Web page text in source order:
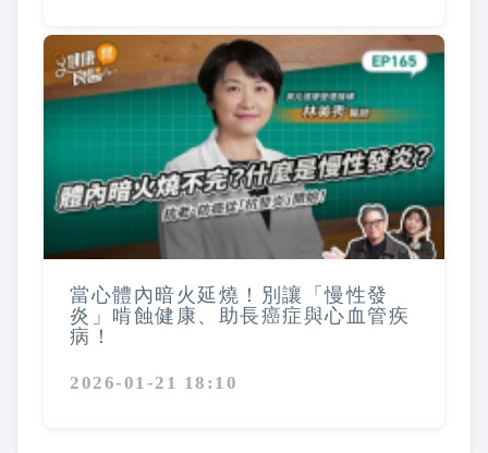
當心體內暗火延燒！別讓「慢性發
炎」啃蝕健康、助長癌症與心血管疾
病！
2026-01-21 18:10